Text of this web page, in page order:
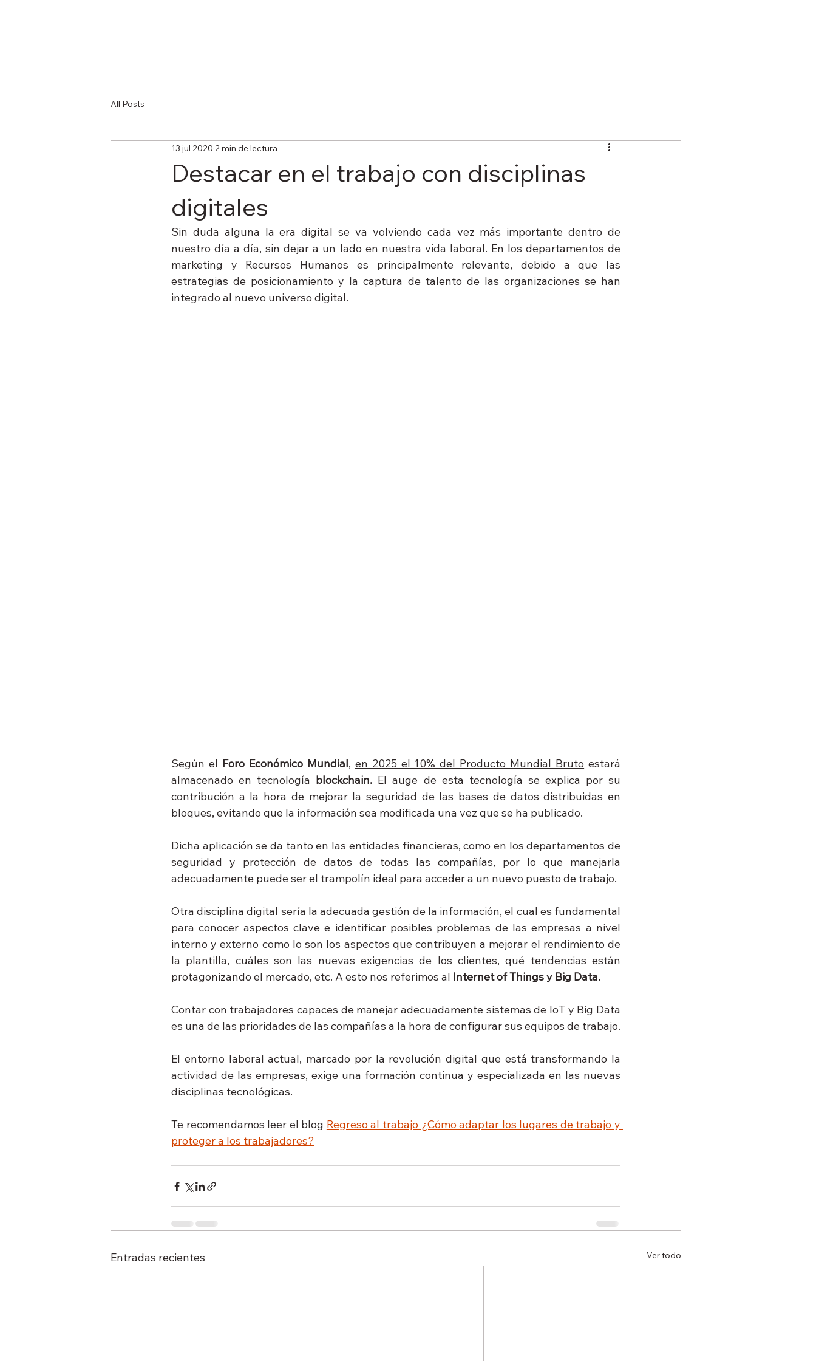
All Posts
Destacar en el trabajo con disciplinas
digitales
13 jul 2020 2 min de lectura
Sin duda alguna la era digital se va volviendo cada vez más importante dentro de
nuestro día a día, sin dejar a un lado en nuestra vida laboral. En los departamentos de
marketing y Recursos Humanos es principalmente relevante, debido a que las
estrategias de posicionamiento y la captura de talento de las organizaciones se han
integrado al nuevo universo digital.
Según el Foro Económico Mundial, en 2025 el 10% del Producto Mundial Bruto estará
almacenado en tecnología blockchain. El auge de esta tecnología se explica por su
contribución a la hora de mejorar la seguridad de las bases de datos distribuidas en
bloques, evitando que la información sea modificada una vez que se ha publicado.
Dicha aplicación se da tanto en las entidades financieras, como en los departamentos de
seguridad y protección de datos de todas las compañías, por lo que manejarla
adecuadamente puede ser el trampolín ideal para acceder a un nuevo puesto de trabajo.
Otra disciplina digital sería la adecuada gestión de la información, el cual es fundamental
para conocer aspectos clave e identificar posibles problemas de las empresas a nivel
interno y externo como lo son los aspectos que contribuyen a mejorar el rendimiento de
la plantilla, cuáles son las nuevas exigencias de los clientes, qué tendencias están
protagonizando el mercado, etc. A esto nos referimos al Internet of Things y Big Data.
Contar con trabajadores capaces de manejar adecuadamente sistemas de IoT y Big Data
es una de las prioridades de las compañías a la hora de configurar sus equipos de trabajo.
El entorno laboral actual, marcado por la revolución digital que está transformando la
actividad de las empresas, exige una formación continua y especializada en las nuevas
disciplinas tecnológicas.
Te recomendamos leer el blog Regreso al trabajo ¿Cómo adaptar los lugares de trabajo y
proteger a los trabajadores?
Entradas recientes Ver todo